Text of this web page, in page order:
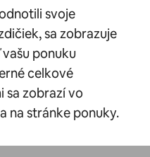
svoje
sa zobrazuje
ponuku
celkové
sa zobrazí vo
na stránke ponuky.